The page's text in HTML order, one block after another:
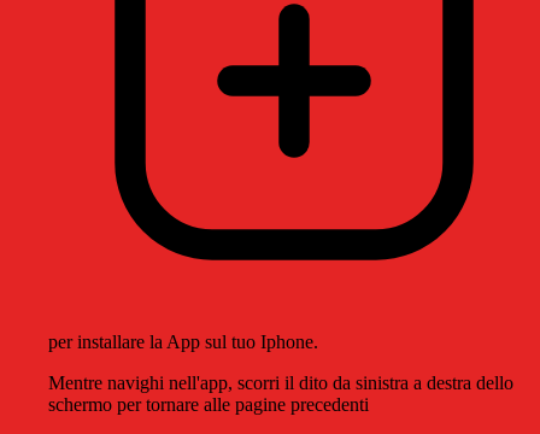
per installare la App sul tuo Iphone.
Mentre navighi nell'app, scorri il dito da sinistra a destra dello
schermo per tornare alle pagine precedenti